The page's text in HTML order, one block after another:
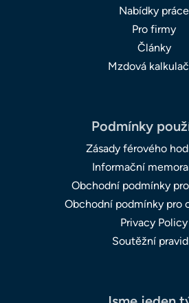
Nabídky práce
Pro firmy
Články
Mzdová
Podmínky
Zásady férového
Informační
Obchodní podmínky
Obchodní podmínky pro
Privacy Policy
Soutěžní